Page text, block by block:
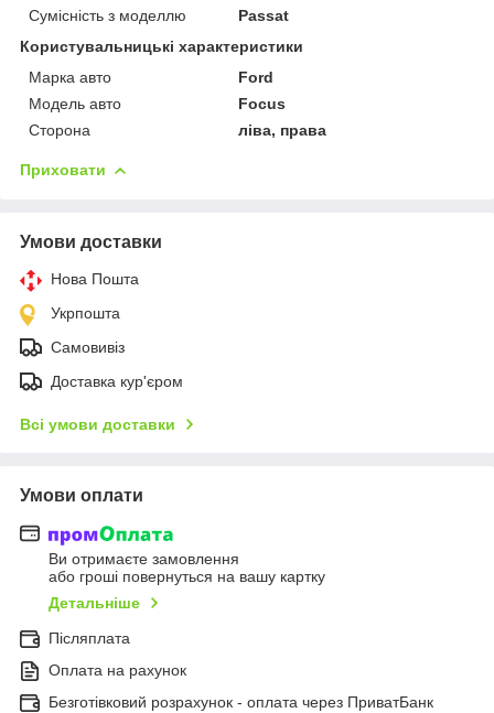
Сумісність з моделлю
Passat
Користувальницькі характеристики
Марка авто
Ford
Модель авто
Focus
Сторона
ліва, права
Приховати
Умови доставки
Нова Пошта
Укрпошта
Самовивіз
Доставка кур'єром
Всі умови доставки
Умови оплати
Ви отримаєте замовлення
або гроші повернуться на вашу картку
Детальніше
Післяплата
Оплата на рахунок
Безготівковий розрахунок - оплата через ПриватБанк